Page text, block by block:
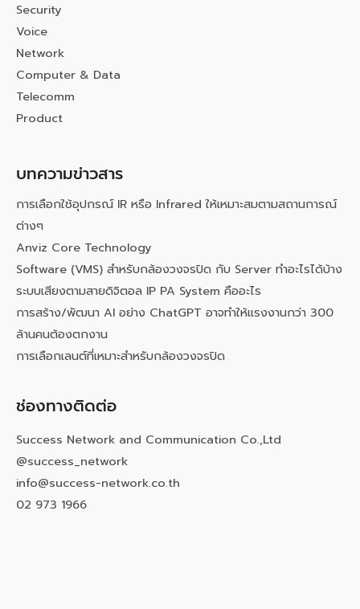
Security
Voice
Network
Computer & Data
Telecomm
Product
บทความข่าวสาร
การเลือกใช้อุปกรณ์ IR หรือ Infrared ให้เหมาะสมตามสถานการณ์
ต่างๆ
Anviz Core Technology
Software (VMS) สำหรับกล้องวงจรปิด กับ Server ทำอะไรได้บ้าง
ระบบเสียงตามสายดิจิตอล IP PA System คืออะไร
การสร้าง/พัฒนา AI อย่าง ChatGPT อาจทำให้แรงงานกว่า 300
ล้านคนต้องตกงาน
การเลือกเลนต์ที่เหมาะสำหรับกล้องวงจรปิด
ช่องทางติดต่อ
Success Network and Communication Co.,Ltd
@success_network
info@success-network.co.th
02 973 1966